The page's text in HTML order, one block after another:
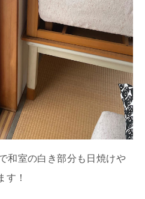
和室の白き部分も日焼けや
す！